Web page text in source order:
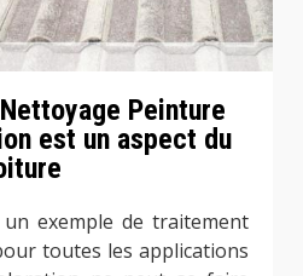
Peinture
est un aspect du
exemple de traitement
toutes les applications